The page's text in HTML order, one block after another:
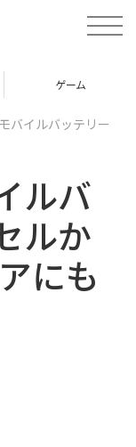
t
o
v
ゲーム
バイルバッテリー
ルバ
ルか
にも